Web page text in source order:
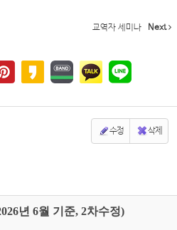
교역자 세미나 Next
수정 삭제
년 6월 기준, 2차수정)